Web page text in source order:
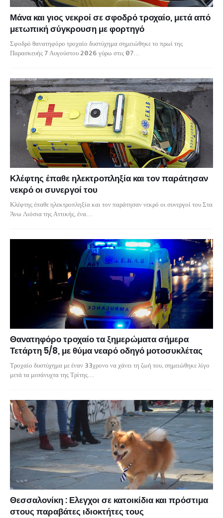
Μάνα και γιος νεκροί σε σφοδρό τροχαίο, μετά από
μετωπική σύγκρουση με φορτηγό
Σφοδρό θανατηφόρο τροχαίο δυστύχημα σημειώθηκε το πρωί της
Παρασκευής 7 Αυγούστου 2026 γύρω στις 07…
Κλέφτης έπαθε ηλεκτροπληξία και τον παράτησαν
νεκρό οι συνεργοί του
Κλέφτης έπαθε ηλεκτροπληξία και τον παράτησαν νεκρό οι συνεργοί του Στα
Άνω Λιόσια της Αττικής, ένα…
Θανατηφόρο τροχαίο τα ξημερώματα σήμερα
Τετάρτη 5/8, με θύμα νεαρό οδηγό μοτοσυκλέτας
Τροχαίο δυστύχημα με έναν 33χρονο να χάνει τη ζωή του, σημειώθηκε λίγο
μετά τα μεσάνυχτα της Τρίτης…
Θεσσαλονίκη : Ελεγχοι σε κατοικίδια και πρόστιμα
στους παραβάτες ιδιοκτήτες τους